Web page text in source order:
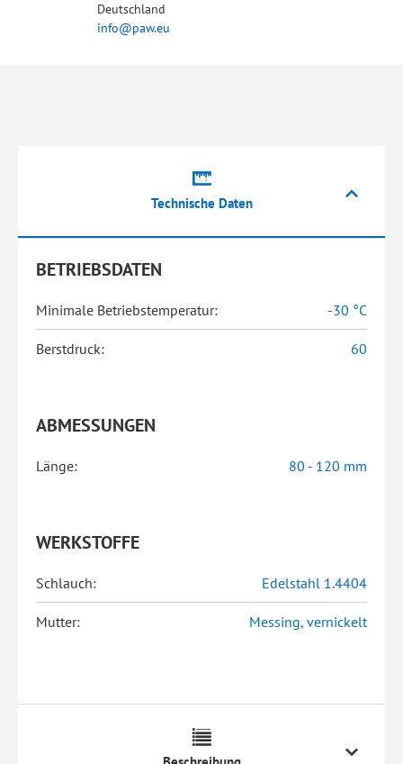
Deutschland
info@paw.eu
Technische Daten
BETRIEBSDATEN
Minimale Betriebstemperatur: -30 °C
Berstdruck: 60
ABMESSUNGEN
Länge: 80 - 120 mm
WERKSTOFFE
Schlauch: Edelstahl 1.4404
Mutter: Messing, vernickelt